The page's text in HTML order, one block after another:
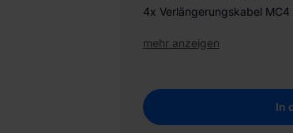
4x Verlängerungskabel MC4
mehr anzeigen
In